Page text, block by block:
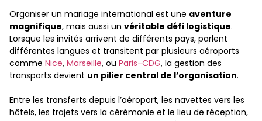
Organiser un mariage international est une aventure
magnifique, mais aussi un véritable défi logistique.
Lorsque les invités arrivent de différents pays, parlent
différentes langues et transitent par plusieurs aéroports
comme Nice, Marseille, ou Paris-CDG, la gestion des
transports devient un pilier central de l’organisation.
Entre les transferts depuis l’aéroport, les navettes vers les
hôtels, les trajets vers la cérémonie et le lieu de réception,